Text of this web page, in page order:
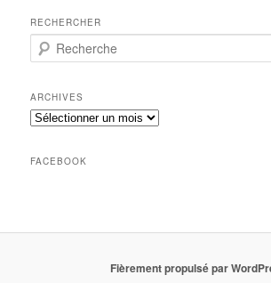
RECHERCHER
e
h
e
r
h
ARCHIVES
Archives
FACEBOOK
Fièrement propulsé par